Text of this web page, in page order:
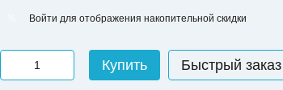
Войти для отображения накопительной скидки
Купить Быстрый заказ